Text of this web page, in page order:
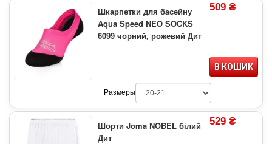
Шкарпетки для басейну
Aqua Speed NEO SOCKS
6099 чорний, рожевий Дит
509 ₴
В КОШИК
Размеры
Шорти Joma NOBEL білий
Дит
529 ₴